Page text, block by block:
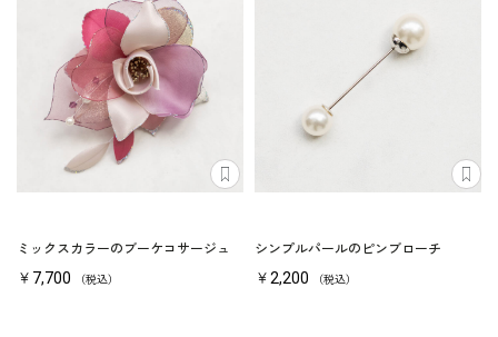
ミックスカラーのブーケコサージュ
￥7,700 （税込）
シンプルパールのピンブローチ
￥2,200 （税込）